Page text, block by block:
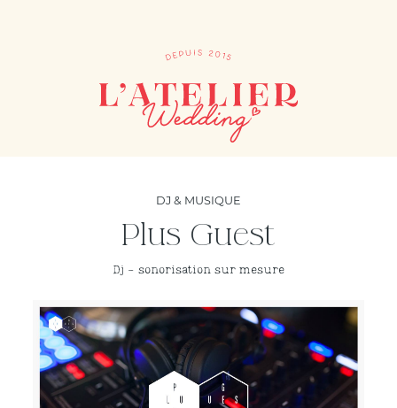
DJ & MUSIQUE
Plus Guest
Dj - sonorisation sur mesure